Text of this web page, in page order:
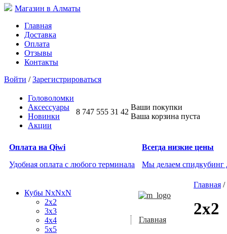
Магазин в Алматы
Главная
Доставка
Оплата
Отзывы
Контакты
Войти /Зарегистрироваться
Головоломки
Аксессуары
Новинки
Акции
8 747 555 31 42
Ваши покупки
Ваша корзина пуста
Оплата на Qiwi
Удобная оплата с любого терминала
Всегда низкие цены
Мы делаем спидкубинг
Кубы NxNxN
2x2
3x3
4x4
5x5
Главная /
2x2
Главная